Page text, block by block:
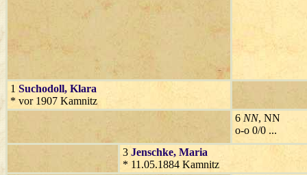
1 Suchodoll, Klara
* vor 1907 Kamnitz
6 NN, NN
o-o 0/0 ...
3 Jenschke, Maria
* 11.05.1884 Kamnitz